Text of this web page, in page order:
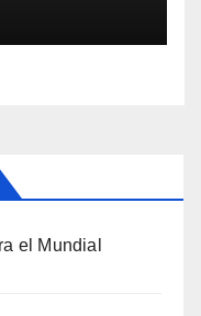
el Mundial